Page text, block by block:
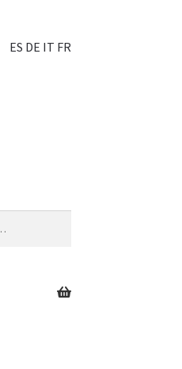
ES DE IT FR